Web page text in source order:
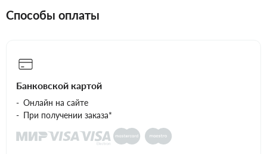
Способы оплаты
Банковской картой
Онлайн на сайте
При получении заказа*